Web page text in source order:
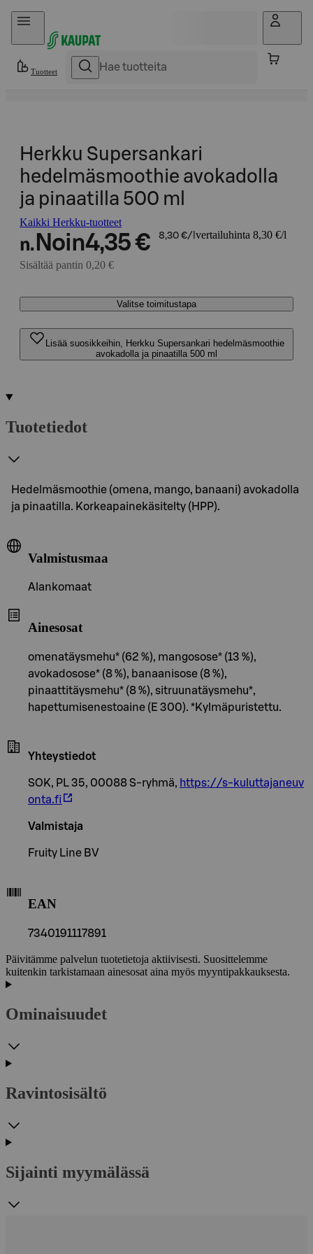
Hyppää sisältöön
Tuotteet
Herkku Supersankari
hedelmäsmoothie avokadolla
ja pinaatilla 500 ml
Kaikki Herkku-tuotteet
n. Noin4,35 € 8,30 €/l vertailuhinta 8,30 €/l
Sisältää pantin 0,20 €
Valitse toimitustapa
Lisää suosikkeihin, Herkku Supersankari hedelmäsmoothie
avokadolla ja pinaatilla 500 ml
Tuotetiedot
Hedelmäsmoothie (omena, mango, banaani) avokadolla
ja pinaatilla. Korkeapainekäsitelty (HPP).
Valmistusmaa
Alankomaat
Ainesosat
omenatäysmehu* (62 %), mangosose* (13 %),
avokadosose* (8 %), banaanisose (8 %),
pinaattitäysmehu* (8 %), sitruunatäysmehu*,
hapettumisenestoaine (E 300). *Kylmäpuristettu.
Yhteystiedot
SOK, PL 35, 00088 S-ryhmä, https://s-kuluttajaneuv
onta.fi
Valmistaja
Fruity Line BV
EAN
7340191117891
Päivitämme palvelun tuotetietoja aktiivisesti. Suosittelemme
kuitenkin tarkistamaan ainesosat aina myös myyntipakkauksesta.
Ominaisuudet
Ravintosisältö
Sijainti myymälässä